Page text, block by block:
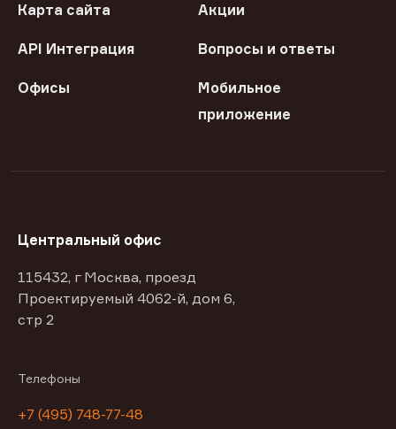
Карта сайта Акции
API Интеграция Вопросы и ответы
Офисы
Мобильное
приложение
Центральный офис
115432, г Москва, проезд
Проектируемый 4062-й, дом 6,
стр 2
Телефоны
+7 (495) 748-77-48